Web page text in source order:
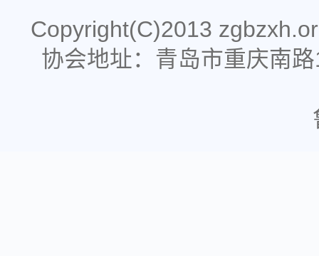
Copyright(C)2013
协会地址：青岛市重庆南